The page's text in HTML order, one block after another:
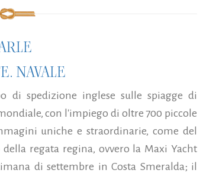
NAVALE
di spedizione inglese sulle spiagge di
con l'impiego di oltre 700 piccole
uniche e straordinarie, come del
regata regina, ovvero la Maxi Yacht
di settembre in Costa Smeralda; il